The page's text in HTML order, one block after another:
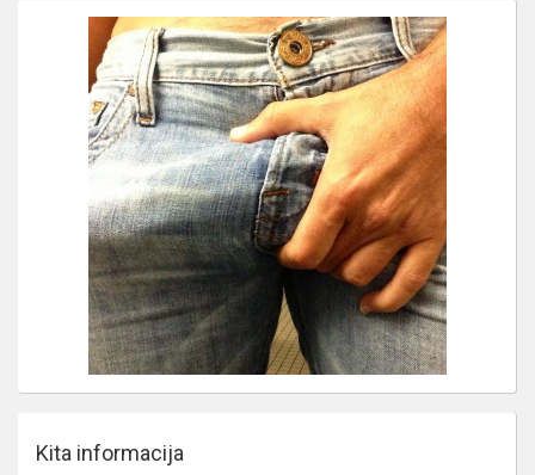
Kita informacija